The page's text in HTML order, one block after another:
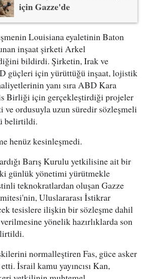
için Gazze'de
Louisiana eyaletinin Baton
inşaat şirketi Arkel
bildirdi. Şirketin, Irak ve
güçleri için yürüttüğü inşaat, lojistik
yanı sıra ABD Kara
Birliği için gerçekleştirdiği projeler
ordusuyla uzun süredir sözleşmeli
belirtildi.
henüz kesinleşmedi.
Barış Kurulu yetkilisine ait bir
günlük yönetimi yürütmekle
teknokratlardan oluşan Gazze
Uluslararası İstikrar
tesislere ilişkin bir sözleşme dahil
yönelik hazırlıklarda son
normalleştiren Fas, güce asker
İsrail kamu yayıncısı Kan,